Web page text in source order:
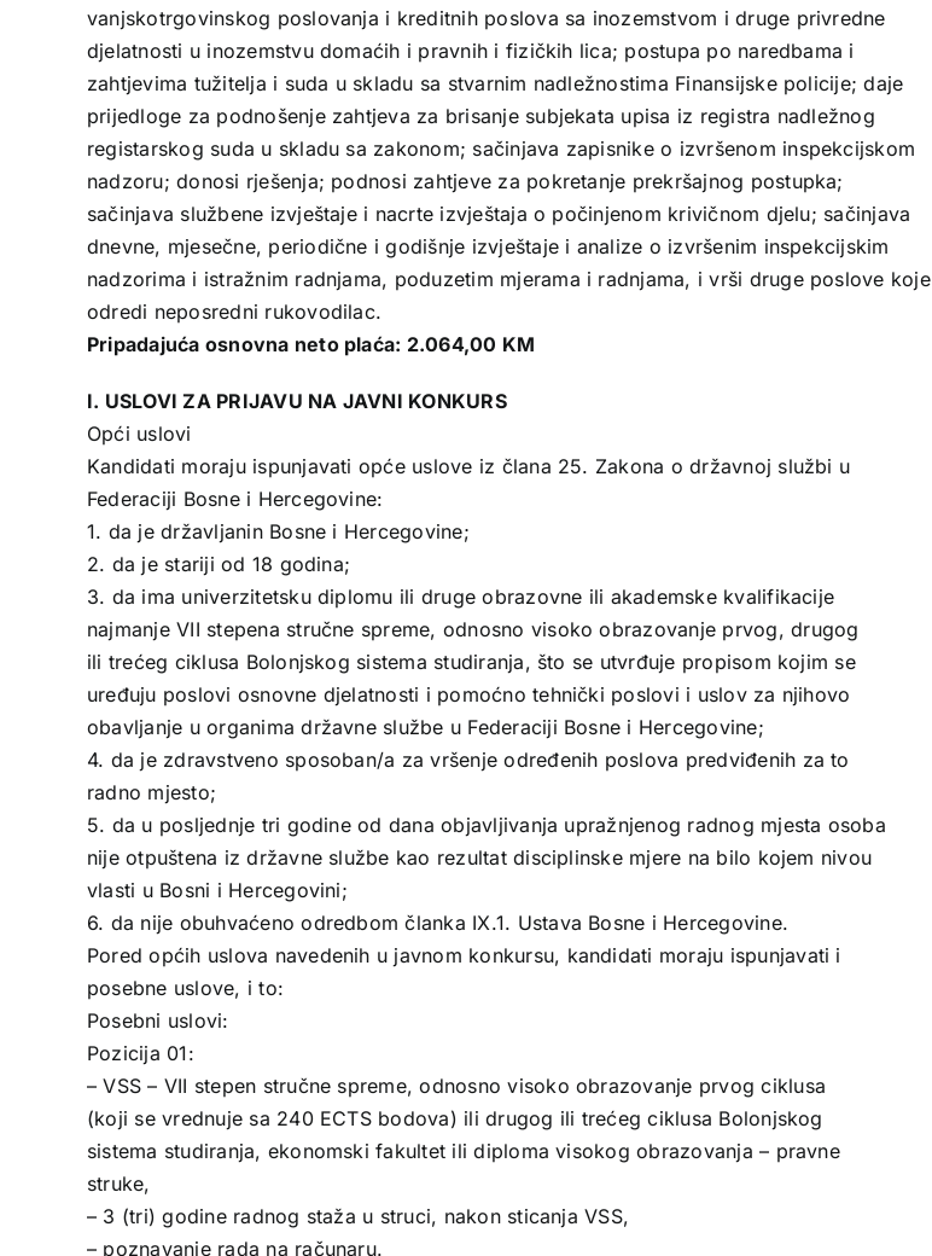
vanjskotrgovinskog poslovanja i kreditnih poslova sa inozemstvom i druge privredne
djelatnosti u inozemstvu domaćih i pravnih i fizičkih lica; postupa po naredbama i
zahtjevima tužitelja i suda u skladu sa stvarnim nadležnostima Finansijske policije; daje
prijedloge za podnošenje zahtjeva za brisanje subjekata upisa iz registra nadležnog
registarskog suda u skladu sa zakonom; sačinjava zapisnike o izvršenom inspekcijskom
nadzoru; donosi rješenja; podnosi zahtjeve za pokretanje prekršajnog postupka;
sačinjava službene izvještaje i nacrte izvještaja o počinjenom krivičnom djelu; sačinjava
dnevne, mjesečne, periodične i godišnje izvještaje i analize o izvršenim inspekcijskim
nadzorima i istražnim radnjama, poduzetim mjerama i radnjama, i vrši druge poslove koje
odredi neposredni rukovodilac.
Pripadajuća osnovna neto plaća: 2.064,00 KM
I. USLOVI ZA PRIJAVU NA JAVNI KONKURS
Opći uslovi
Kandidati moraju ispunjavati opće uslove iz člana 25. Zakona o državnoj službi u
Federaciji Bosne i Hercegovine:
1. da je državljanin Bosne i Hercegovine;
2. da je stariji od 18 godina;
3. da ima univerzitetsku diplomu ili druge obrazovne ili akademske kvalifikacije
najmanje VII stepena stručne spreme, odnosno visoko obrazovanje prvog, drugog
ili trećeg ciklusa Bolonjskog sistema studiranja, što se utvrđuje propisom kojim se
uređuju poslovi osnovne djelatnosti i pomoćno tehnički poslovi i uslov za njihovo
obavljanje u organima državne službe u Federaciji Bosne i Hercegovine;
4. da je zdravstveno sposoban/a za vršenje određenih poslova predviđenih za to
radno mjesto;
5. da u posljednje tri godine od dana objavljivanja upražnjenog radnog mjesta osoba
nije otpuštena iz državne službe kao rezultat disciplinske mjere na bilo kojem nivou
vlasti u Bosni i Hercegovini;
6. da nije obuhvaćeno odredbom članka IX.1. Ustava Bosne i Hercegovine.
Pored općih uslova navedenih u javnom konkursu, kandidati moraju ispunjavati i
posebne uslove, i to:
Posebni uslovi:
Pozicija 01:
– VSS – VII stepen stručne spreme, odnosno visoko obrazovanje prvog ciklusa
(koji se vrednuje sa 240 ECTS bodova) ili drugog ili trećeg ciklusa Bolonjskog
sistema studiranja, ekonomski fakultet ili diploma visokog obrazovanja – pravne
struke,
– 3 (tri) godine radnog staža u struci, nakon sticanja VSS,
– poznavanje rada na računaru.